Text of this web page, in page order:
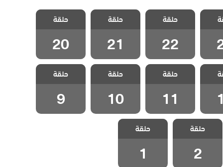
مسلسل
متزوجات غاضبات
الحلقة 22
حلقة
22
مسلسل
متزوجات غاضبات
الحلقة 21
حلقة
21
مسلسل
متزوجات غاضبات
الحلقة 20
حلقة
20
مسلسل
متزوجات غاضبات
الحلقة 11
حلقة
11
مسلسل
متزوجات غاضبات
الحلقة 10
حلقة
10
مسلسل
متزوجات غاضبات
الحلقة 9
حلقة
9
مسلسل
متزوجات غاضبات
الحلقة 2
حلقة
2
مسلسل
متزوجات غاضبات
الحلقة 1
حلقة
1